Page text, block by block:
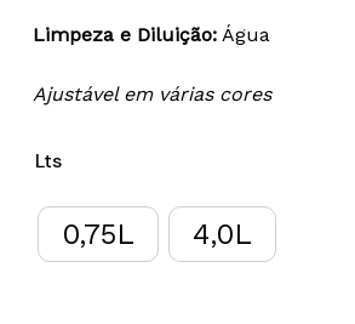
Limpeza e Diluição:Água
Ajustável em várias cores
Lts
0,75L 4,0L